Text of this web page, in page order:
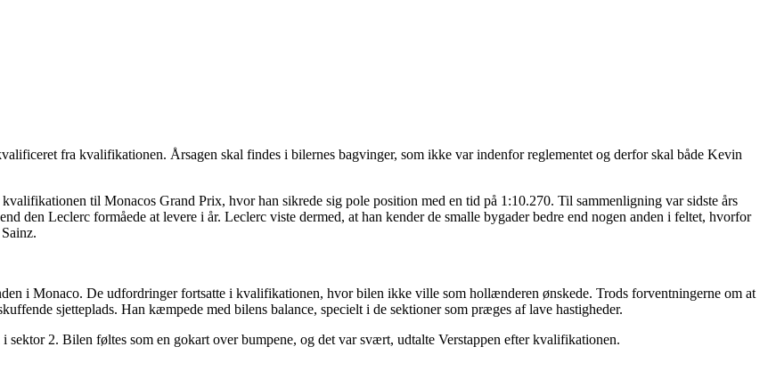
fra kvalifikationen. Årsagen skal findes i bilernes bagvinger, som ikke var indenfor reglementet og derfor skal både Kevin
til Monacos Grand Prix, hvor han sikrede sig pole position med en tid på 1:10.270. Til sammenligning var sidste års
den Leclerc formåede at levere i år. Leclerc viste dermed, at han kender de smalle bygader bedre end nogen anden i feltet, hvorfor
i Monaco. De udfordringer fortsatte i kvalifikationen, hvor bilen ikke ville som hollænderen ønskede. Trods forventningerne om at
sjetteplads. Han kæmpede med bilens balance, specielt i de sektioner som præges af lave hastigheder.
sektor 2. Bilen føltes som en gokart over bumpene, og det var svært, udtalte Verstappen efter kvalifikationen.